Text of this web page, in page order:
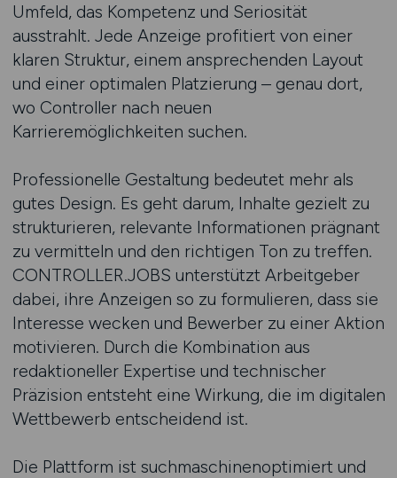
Umfeld, das Kompetenz und Seriosität
ausstrahlt. Jede Anzeige profitiert von einer
klaren Struktur, einem ansprechenden Layout
und einer optimalen Platzierung – genau dort,
wo Controller nach neuen
Karrieremöglichkeiten suchen.
Professionelle Gestaltung bedeutet mehr als
gutes Design. Es geht darum, Inhalte gezielt zu
strukturieren, relevante Informationen prägnant
zu vermitteln und den richtigen Ton zu treffen.
CONTROLLER.JOBS unterstützt Arbeitgeber
dabei, ihre Anzeigen so zu formulieren, dass sie
Interesse wecken und Bewerber zu einer Aktion
motivieren. Durch die Kombination aus
redaktioneller Expertise und technischer
Präzision entsteht eine Wirkung, die im digitalen
Wettbewerb entscheidend ist.
Die Plattform ist suchmaschinenoptimiert und